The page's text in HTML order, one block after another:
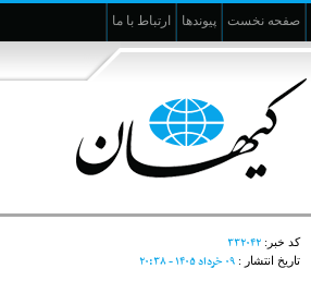
صفحه نخست پیوندها ارتباط با ما
کد خبر: ۳۳۲۰۴۲
تاریخ انتشار : ۰۹ خرداد ۱۴۰۵ - ۲۰:۳۸